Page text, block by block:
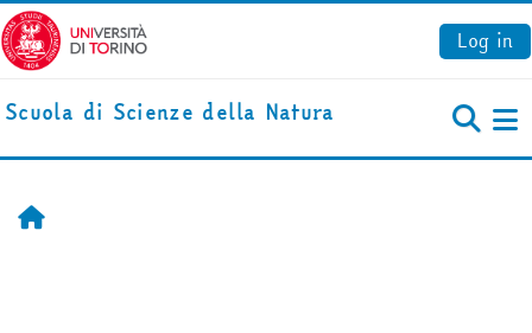
Skip to main content
Log in
Scuola di Scienze della Natura
Home